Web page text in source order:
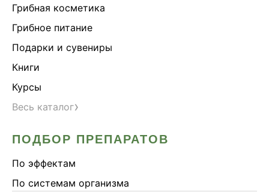
Грибная косметика
Грибное питание
Подарки и сувениры
Книги
Курсы
Весь каталог›
ПОДБОР ПРЕПАРАТОВ
По эффектам
По системам организма